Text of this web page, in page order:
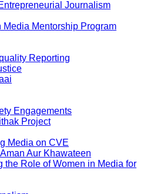
Journalism
Media Mentorship Program
Reporting
Engagements
Project
Media on CVE
Aur Khawateen
the Role of Women in Media for